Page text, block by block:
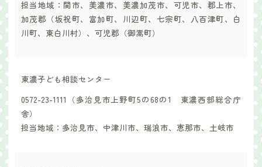
担当地域：関市、美濃市、美濃加茂市、可児市、郡上市、
加茂郡（坂祝町、富加町、川辺町、七宗町、八百津町、白
川町、東白川村）、可児郡（御嵩町）
東濃子ども相談センター
0572-23-1111（多治見市上野町5の68の1 東濃西部総合庁
舎）
担当地域：多治見市、中津川市、瑞浪市、恵那市、土岐市